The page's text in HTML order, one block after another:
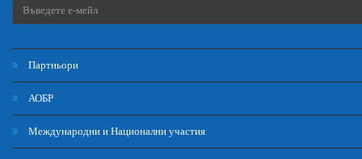
Партньори
АОБР
Международни и Национални участия